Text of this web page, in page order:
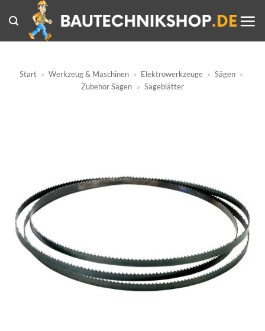
Inhalt
springen
Start » Werkzeug & Maschinen » Elektrowerkzeuge » Sägen »
Zubehör Sägen » Sägeblätter